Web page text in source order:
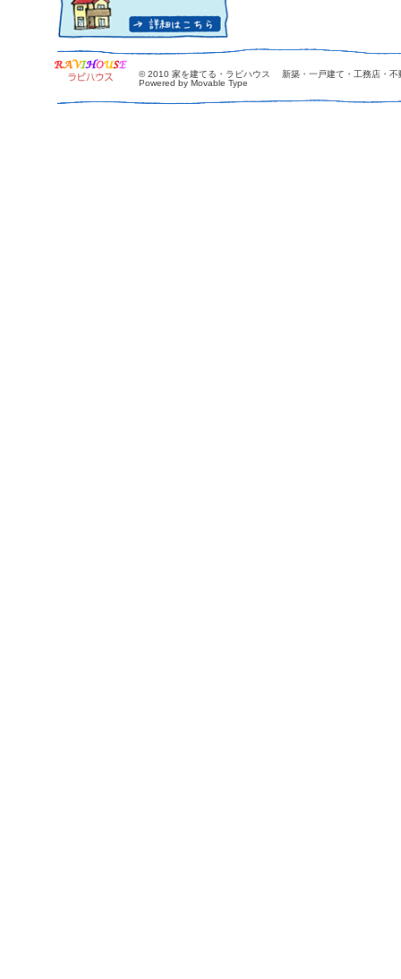
© 2010 家を建てる・ラビハウス 新築・一戸建て・工務店・不
Powered by Movable Type